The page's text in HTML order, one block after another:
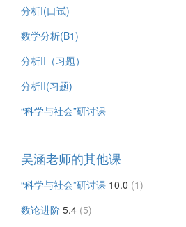
分析I(口试)
数学分析(B1)
分析II（习题）
分析II(习题)
“科学与社会”研讨课
吴涵老师的其他课
“科学与社会”研讨课 10.0 (1)
数论进阶 5.4 (5)